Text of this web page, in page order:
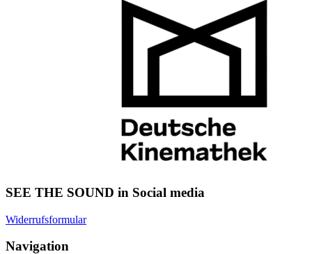
SEE THE SOUND in Social media
Widerrufsformular
Navigation